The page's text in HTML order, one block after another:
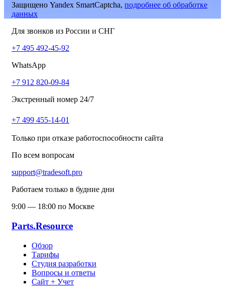
Защищено Yandex SmartCaptcha, подробнее об обработке
данных
Для звонков из России и СНГ
+7 495 492-45-92
WhatsApp
+7 912 820-09-84
Экстренный номер 24/7
+7 499 455-14-01
Только при отказе работоспособности сайта
По всем вопросам
support@tradesoft.pro
Работаем только в будние дни
9:00 — 18:00 по Москве
Parts.Resource
Обзор
Тарифы
Студия разработки
Вопросы и ответы
Сайт + Учет